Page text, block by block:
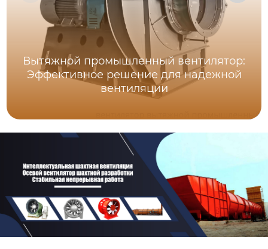
Вытяжной промышленный вентилятор:
Эффективное решение для надежной
вентиляции